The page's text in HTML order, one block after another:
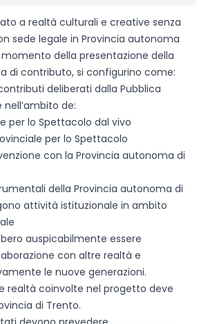
a realtà culturali e creative senza
sede legale in Provincia autonoma
della presentazione della
di contributo, si configurino come:
deliberati dalla Pubblica
de:
per lo Spettacolo dal vivo
per lo Spettacolo
con la Provincia autonoma di
della Provincia autonoma di
attività istituzionale in ambito
auspicabilmente essere
con altre realtà e
le nuove generazioni.
realtà coinvolte nel progetto deve
di Trento.